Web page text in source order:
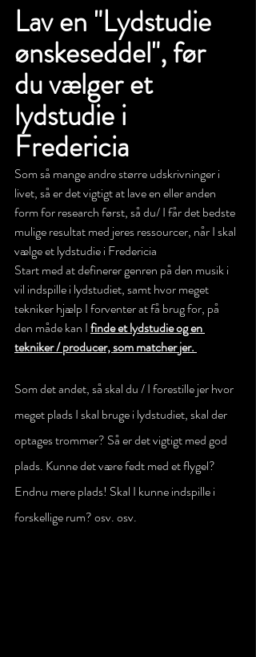
Lav en "Lydstudie
ønskeseddel", før
du vælger et
lydstudie i
Fredericia
Som så mange andre større udskrivninger i
livet, så er det vigtigt at lave en eller anden
form for research først, så du/ I får det bedste
mulige resultat med jeres ressourcer, når I skal
vælge et lydstudie i Fredericia
Start med at definerer genren på den musik i
vil indspille i lydstudiet, samt hvor meget
tekniker hjælp I forventer at få brug for, på
den måde kan I finde et lydstudie og en
tekniker / producer, som matcher jer.
Som det andet, så skal du / I forestille jer hvor
meget plads I skal bruge i lydstudiet, skal der
optages trommer? Så er det vigtigt med god
plads. Kunne det være fedt med et flygel?
Endnu mere plads! Skal I kunne indspille i
forskellige rum? osv. osv.